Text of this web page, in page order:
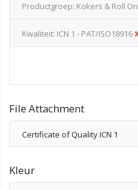
Productgroep Kokers & Roll On
Kwaliteit ICN 1 - PAT/ISO18916
File Attachment
Certificate of Quality ICN 1
Kleur